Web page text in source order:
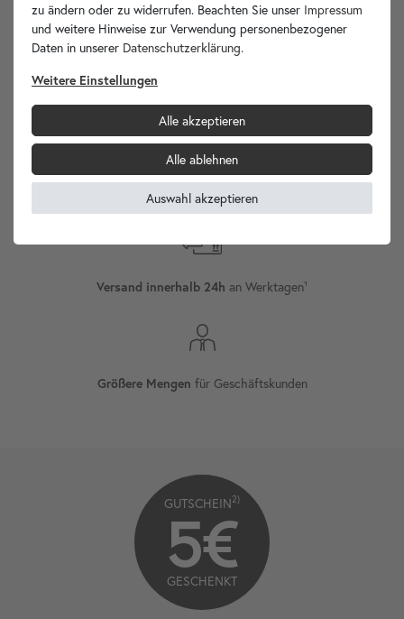
wohnfreuden.de -
Ihr Spezialist für Waschbecken Unikate!
Internationaler
Versand innerhalb 24h an Werktagen¹
Größere Mengen für Geschäftskunden
GUTSCHEIN2)
5€
GESCHENKT
zu ändern oder zu widerrufen. Beachten Sie unser Impressum
und weitere Hinweise zur Verwendung personenbezogener
Daten in unserer Daten­schutz­erklärung.
Weitere Einstellungen
Alle akzeptieren
Alle ablehnen
Auswahl akzeptieren